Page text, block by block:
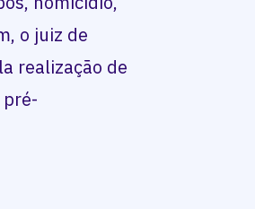
o juiz de
realização de